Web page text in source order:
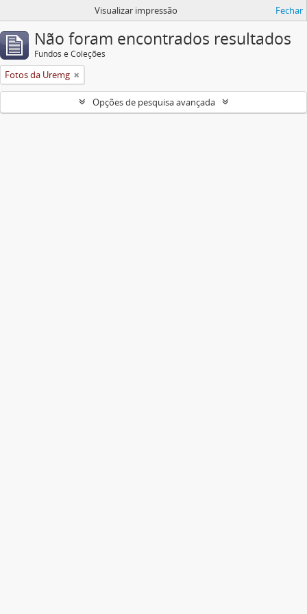
Visualizar impressão Fechar
Não foram encontrados resultados
Fundos e Coleções
Fotos da Uremg
Opções de pesquisa avançada